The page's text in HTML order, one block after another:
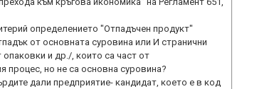
определението "Отпадъчен продукт"
от основната суровина или И странични
и др./, които са част от
процес, но не са основна суровина?
дали предприятие- кандидат, което е в код